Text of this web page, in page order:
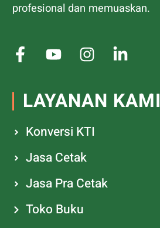
profesional dan memuaskan.
LAYANAN KAMI
Konversi KTI
Jasa Cetak
Jasa Pra Cetak
Toko Buku